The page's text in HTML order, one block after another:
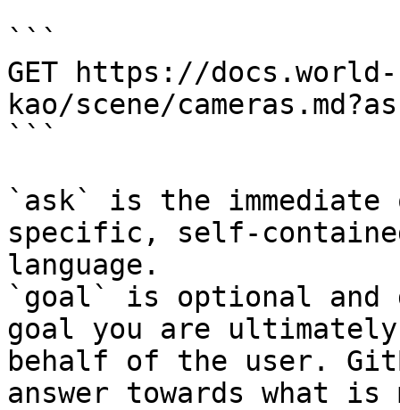
```
GET https://
kao/scene/
```
`ask` is the
specific, self-
language.
`goal` is optional and
goal you are
behalf of the user.
answer towards what